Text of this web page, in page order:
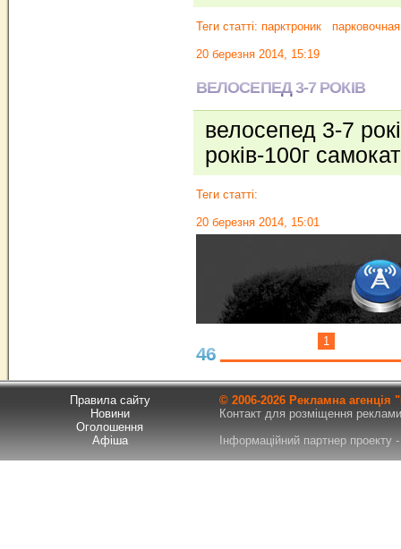
Теги статті: парктроник
20 березня 2014, 15:19
ВЕЛОСЕПЕД 3-7 РОКІВ
велосепед 3-7
років-100г
Теги статті:
20 березня 2014, 15:01
46
1
Правила сайту
Новини
Оголошення
Афіша
© 2006-2026 Рекламна
Контакт для розміщення
Інформаційний партнер проекту